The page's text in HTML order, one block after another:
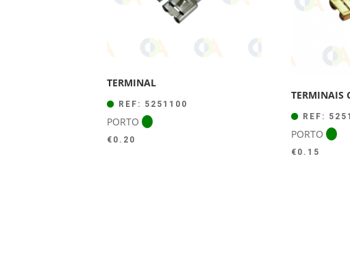
TERMINAL
REF: 5251100
PORTO
€ 0.20
TERMINAIS
REF:
PORTO
€ 0.15